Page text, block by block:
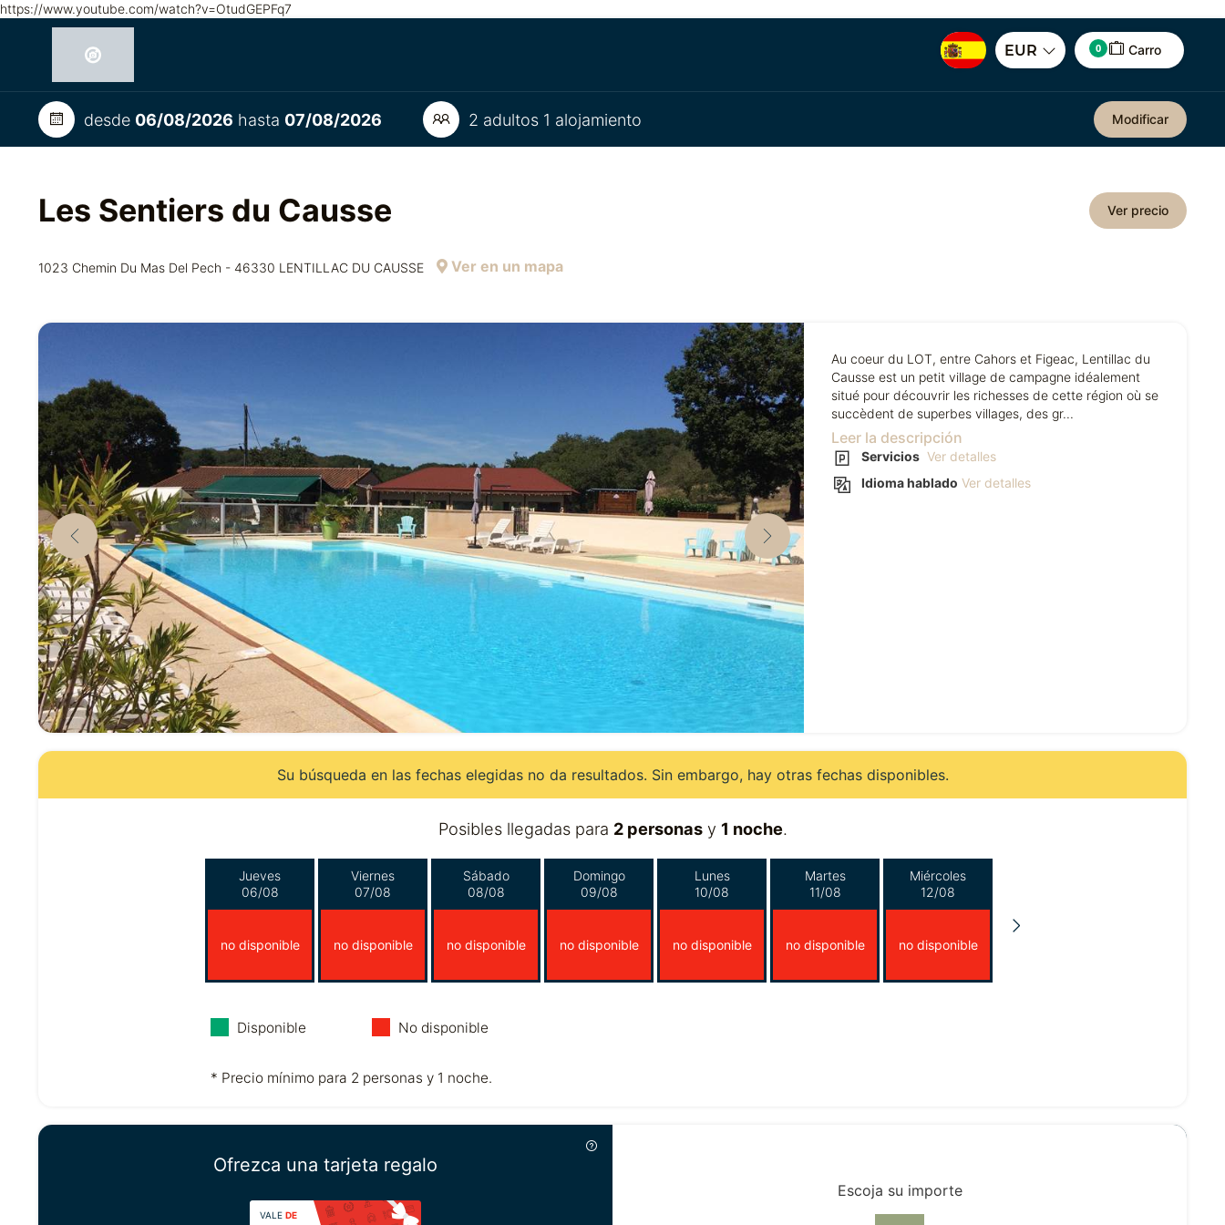
https://www.youtube.com/watch?v=OtudGEPFq7
EUR 0 Carro
desde 06/08/2026 hasta 07/08/2026 2 adultos 1 alojamiento Modificar
Les Sentiers du Causse
1023 Chemin Du Mas Del Pech - 46330 LENTILLAC DU CAUSSE Ver en un mapa
Ver precio
Au coeur du LOT, entre Cahors et Figeac, Lentillac du
Causse est un petit village de campagne idéalement
situé pour découvrir les richesses de cette région où se
succèdent de superbes villages, des gr...
Leer la descripción
Servicios Ver detalles
Idioma hablado Ver detalles
Su búsqueda en las fechas elegidas no da resultados. Sin embargo, hay otras fechas disponibles.
Posibles llegadas para 2 personasy 1 noche.
Jueves
06/08
no disponible
Viernes
07/08
no disponible
Sábado
08/08
no disponible
Domingo
09/08
no disponible
Lunes
10/08
no disponible
Martes
11/08
no disponible
Miércoles
12/08
no disponible
Disponible No disponible
* Precio mínimo para 2 personas y 1 noche.
Ofrezca una tarjeta regalo
VALE DE
Escoja su importe